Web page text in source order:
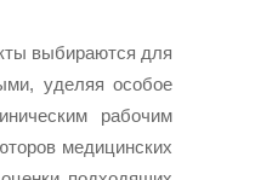
выбираются для
уделяя особое
рабочим
медицинских